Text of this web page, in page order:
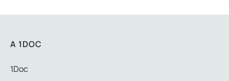
A 1DOC
1Doc